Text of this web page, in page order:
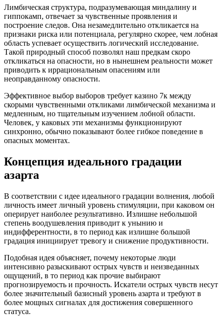
Лимбическая структура, подразумевающая миндалину и
гиппокамп, отвечает за чувственные проявления и
построение следов. Она незамедлительно откликается на
признаки риска или потенциала, регулярно скорее, чем лобная
область успевает осуществить логический исследование.
Такой природный способ позволял наш предкам скоро
откликаться на опасности, но в нынешнем реальности может
приводить к иррациональным опасениям или
неоправданному опасности.
Эффективное выбор выборов требует казино 7к между
скорыми чувственными откликами лимбической механизма и
медленным, но тщательным изучением лобной области.
Человек, у каковых эти механизмы функционируют
синхронно, обычно показывают более гибкое поведение в
опасных моментах.
Концепция идеального градации
азарта
В соответствии с идее идеального градации волнения, любой
личность имеет личный уровень стимуляции, при каковом он
оперирует наиболее результативно. Излишне небольшой
степень воодушевления приводит к унынию и
индифферентности, в то период как излишне большой
градация инициирует тревогу и снижение продуктивности.
Подобная идея объясняет, почему некоторые люди
интенсивно разыскивают острых чувств и неизведанных
ощущений, в то период как прочие выбирают
прогнозируемость и прочность. Искатели острых чувств несут
более значительный базисный уровень азарта и требуют в
более мощных сигналах для достижения совершенного
статуса.